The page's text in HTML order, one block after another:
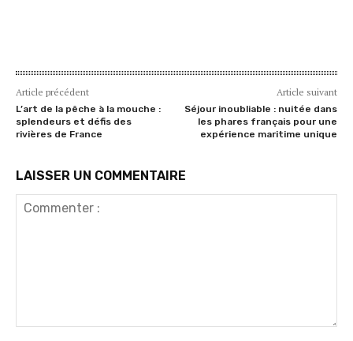
Article précédent
L’art de la pêche à la mouche :
splendeurs et défis des
rivières de France
Article suivant
Séjour inoubliable : nuitée dans
les phares français pour une
expérience maritime unique
LAISSER UN COMMENTAIRE